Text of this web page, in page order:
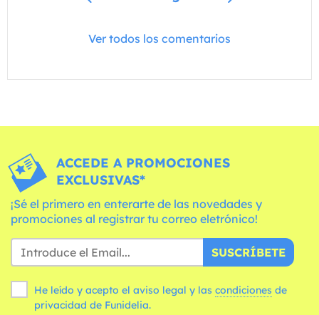
Ver todos los comentarios
ACCEDE A PROMOCIONES
EXCLUSIVAS*
¡Sé el primero en enterarte de las novedades y
promociones al registrar tu correo eletrónico!
SUSCRÍBETE
He leído y acepto el aviso legal y las condiciones
privacidad de Funidelia.